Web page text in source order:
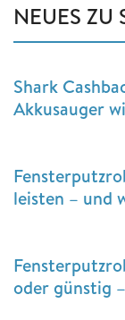
NEUES ZU
Shark
Akkusauger
leisten – und
oder günstig